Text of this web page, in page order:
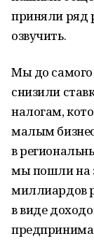
приняли ряд
озвучить.
Мы до
снизили
налогам,
малым
в
мы пошли на
миллиардов
в виде